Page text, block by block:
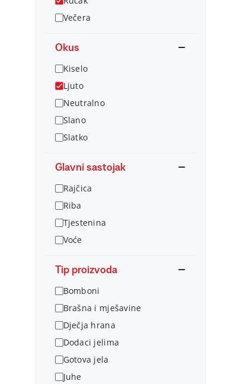
Večera
Okus
Kiselo
Ljuto
Neutralno
Slano
Slatko
Glavni sastojak
Rajčica
Riba
Tjestenina
Voće
Tip proizvoda
Bomboni
Brašna i mješavine
Dječja hrana
Dodaci jelima
Gotova jela
Juhe